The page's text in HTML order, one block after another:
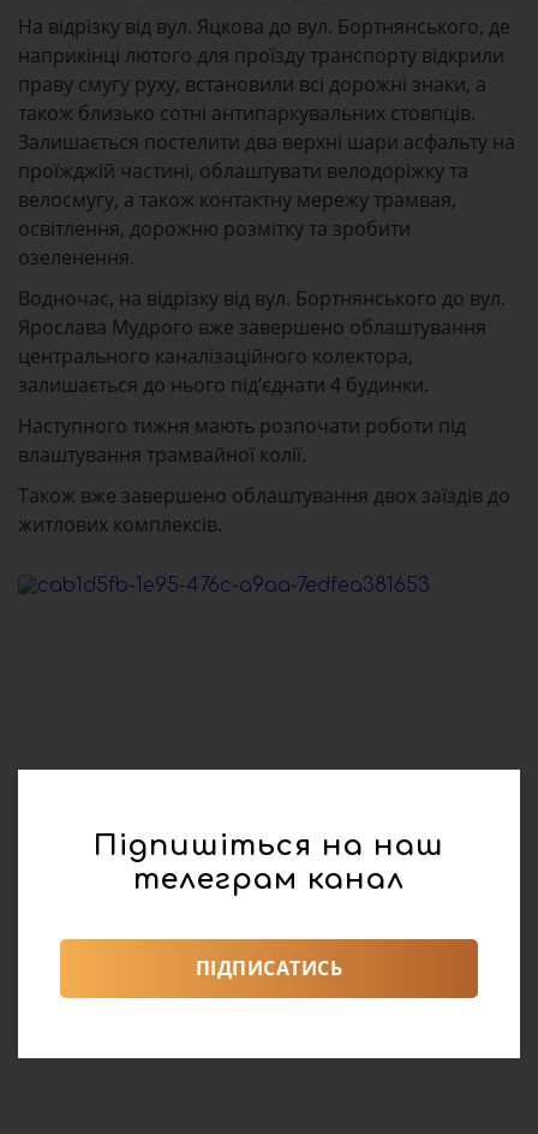
На відрізку від вул. Яцкова до вул. Бортнянського, де
наприкінці лютого для проїзду транспорту відкрили
праву смугу руху, встановили всі дорожні знаки, а
також близько сотні антипаркувальних стовпців.
Залишається постелити два верхні шари асфальту на
проїжджій частині, облаштувати велодоріжку та
велосмугу, а також контактну мережу трамвая,
освітлення, дорожню розмітку та зробити
озеленення.
Водночас, на відрізку від вул. Бортнянського до вул.
Ярослава Мудрого вже завершено облаштування
центрального каналізаційного колектора,
залишається до нього під’єднати 4 будинки.
Наступного тижня мають розпочати роботи під
влаштування трамвайної колії.
Також вже завершено облаштування двох заїздів до
житлових комплексів.
Підпишіться на наш
телеграм канал
ПІДПИСАТИСЬ